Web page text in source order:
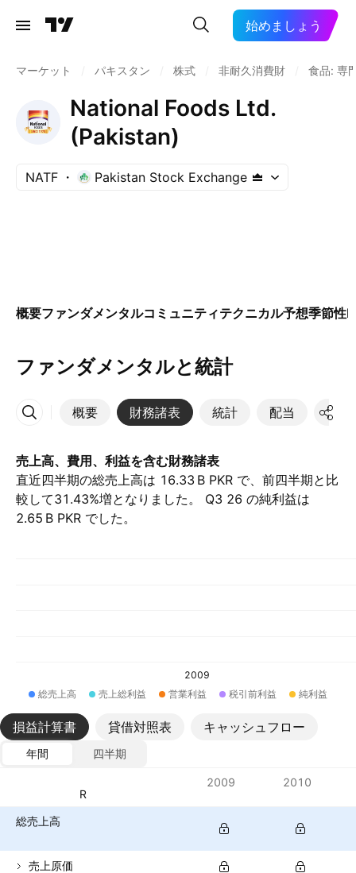
始めましょう
マーケット パキスタン 株式 非耐久消費財 食品: 専
National Foods Ltd.
(Pakistan)
NATF Pakistan Stock Exchange
概要ファンダメンタルコミュニティテクニカル予想季節性
ファンダメンタルと統計
概要 財務諸表 統計 配当 決算
その他
売上高、費用、利益を含む財務諸表
直近四半期の総売上高は ‪16.33 B‬ PKR で、前四半期と比
較して31.43%増となりました。 Q3 26 の純利益は
‪2.65 B‬ PKR でした。
2009
総売上高
売上総利益 営業利益 税引前利益 純利益
損益計算書 貸借対照表 キャッシュフロー
年間
四半期
通貨: PKR
2009 2010
総売上高
売上原価